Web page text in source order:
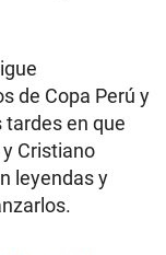
de Copa Perú y
tardes en que
Cristiano
leyendas y